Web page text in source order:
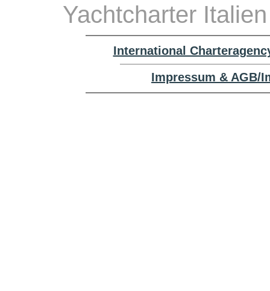
Yachtcharter
International
Impressum & AGB/